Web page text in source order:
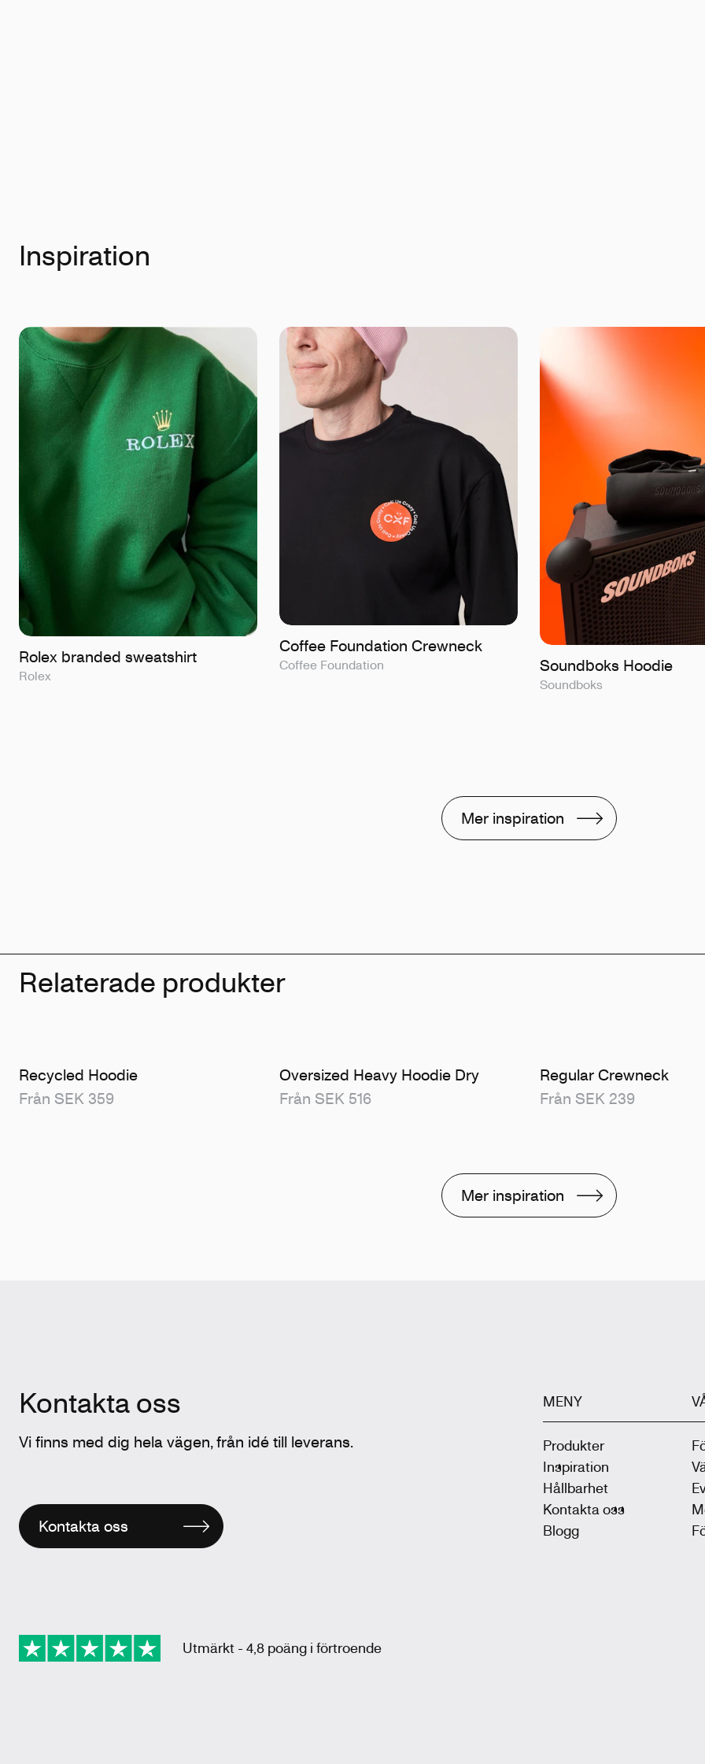
Inspiration
Rolex branded sweatshirt
Rolex
Coffee Foundation Crewneck
Coffee Foundation Soundboks Hoodie
Soundboks
Mer inspiration
Relaterade produkter
Recycled Hoodie
Från SEK 359
Oversized Heavy Hoodie Dry
Från SEK 516
Regular Crewneck
Från SEK 239
Mer inspiration
Kontakta oss
Vi finns med dig hela vägen, från idé till leverans.
Kontakta oss
Utmärkt - 4,8 poäng i förtroende
MENY
Produkter
Inspiration
Hållbarhet
Kontakta oss
Blogg